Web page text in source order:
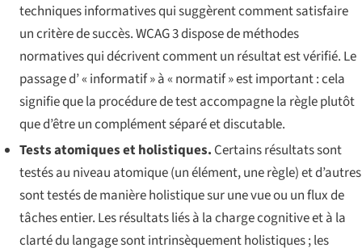
techniquesinformatives qui suggèrent comment satisfaire
un critère de succès. WCAG 3 dispose deméthodes
normatives qui décrivent comment un résultat est vérifié. Le
passage d’ « informatif » à « normatif » est important : cela
signifie que la procédure de test accompagne la règle plutôt
que d’être un complément séparé et discutable.
Tests atomiques et holistiques. Certains résultats sont
testés au niveau atomique (un élément, une règle) et d’autres
sont testés de manière holistique sur une vue ou un flux de
tâches entier. Les résultats liés à la charge cognitive et à la
clarté du langage sont intrinsèquement holistiques ; les